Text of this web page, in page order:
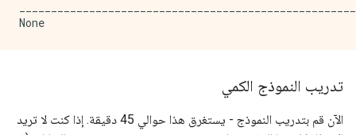
تدريب النموذج الكمي
الآن قم بتدريب النموذج - يستغرق هذا حوالي 45 دقيقة. إذا كنت لا تريد